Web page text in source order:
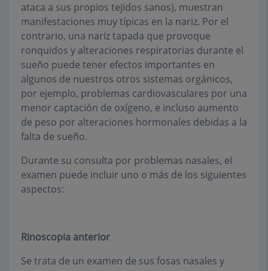
ataca a sus propios tejidos sanos), muestran
manifestaciones muy típicas en la nariz. Por el
contrario, una nariz tapada que provoque
ronquidos y alteraciones respiratorias durante el
sueño puede tener efectos importantes en
algunos de nuestros otros sistemas orgánicos,
por ejemplo, problemas cardiovasculares por una
menor captación de oxígeno, e incluso aumento
de peso por alteraciones hormonales debidas a la
falta de sueño.
Durante su consulta por problemas nasales, el
examen puede incluir uno o más de los siguientes
aspectos:
Rinoscopia anterior
Se trata de un examen de sus fosas nasales y